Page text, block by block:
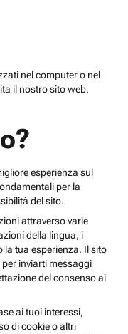
nel computer o nel
il nostro sito web.
esperienza sul
per la
del sito.
attraverso varie
della lingua, i
la tua esperienza. Il sito
inviarti messaggi
del consenso ai
ai tuoi interessi,
di cookie o altri